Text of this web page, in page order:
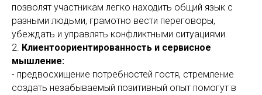
позволят участникам легко находить общий язык с
разными людьми, грамотно вести переговоры,
убеждать и управлять конфликтными ситуациями.
2. Клиентоориентированность и сервисное
мышление:
- предвосхищение потребностей гостя, стремление
создать незабываемый позитивный опыт помогут в